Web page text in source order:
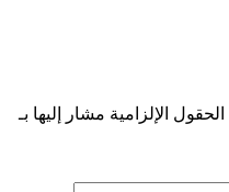
الحقول الإلزامية مشار إليها بـ